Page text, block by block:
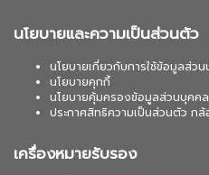
นโยบายและความเป็นส่วนตัว
นโยบายเกี่ยวกับการใช้ข้อมูลส่ว
นโยบายคุกกี้
นโยบายคุ้มครองข้อมูลส่วนบุคคล
ประกาศสิทธิความเป็นส่วนตัว ก
เครื่องหมายรับรอง